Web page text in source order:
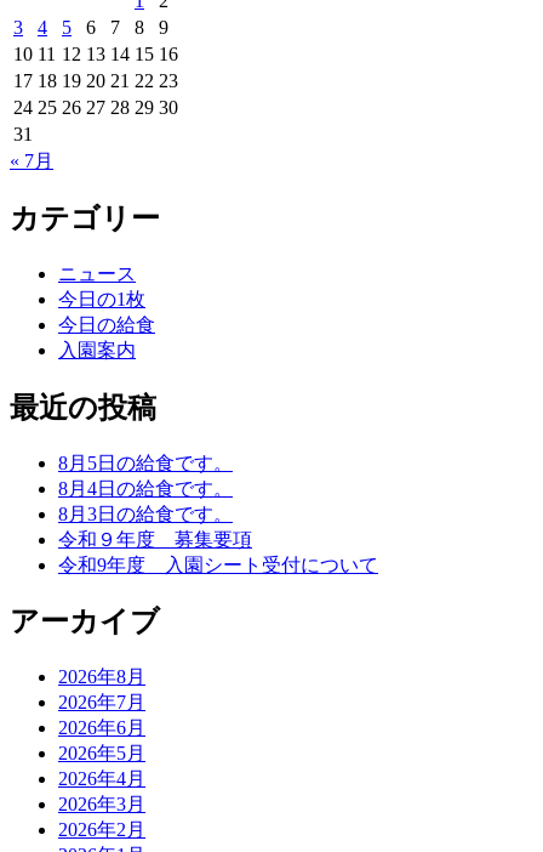
3
4 5 6 7 8
9
10 11 12 13 14 15 16
17 18 19 20 21 22 23
24 25 26 27 28 29 30
31
« 7月
カテゴリー
ニュース
今日の1枚
今日の給食
入園案内
最近の投稿
8月5日の給食です。
8月4日の給食です。
8月3日の給食です。
令和９年度 募集要項
令和9年度 入園シート受付について
アーカイブ
2026年8月
2026年7月
2026年6月
2026年5月
2026年4月
2026年3月
2026年2月